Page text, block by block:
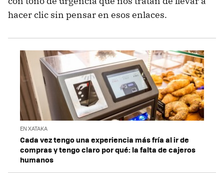
hacer clic sin pensar en esos enlaces.
EN XATAKA
Cada vez tengo una experiencia más fría al ir de
compras y tengo claro por qué: la falta de cajeros
humanos